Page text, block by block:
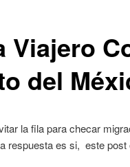
Viajero
del
la fila para checar
respuesta es si, este post